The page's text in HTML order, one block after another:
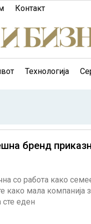
Контакт
Технологија
бренд
со работа како
како мала компанија
еден